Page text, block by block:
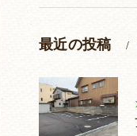
最近の投稿